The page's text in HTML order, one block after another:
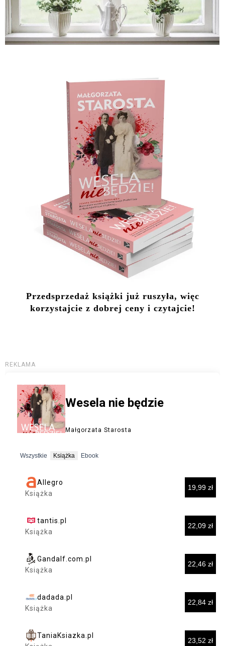
Przedsprzedaż książki już ruszyła, więc
korzystajcie z dobrej ceny i czytajcie!